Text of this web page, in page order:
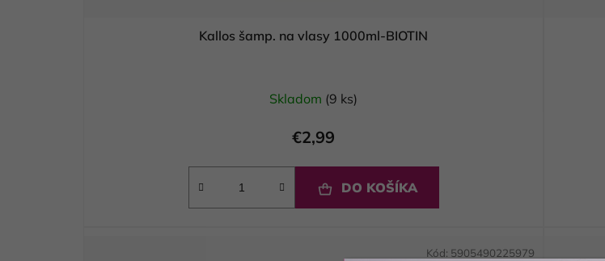
Kallos šamp. na vlasy 1000ml-BIOTIN
Skladom (9 ks)
€2,99
DO KOŠÍKA
Kód: 5905490225979